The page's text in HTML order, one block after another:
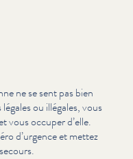
ne se sent pas bien
ou illégales, vous
vous occuper d’elle.
d’urgence et mettez